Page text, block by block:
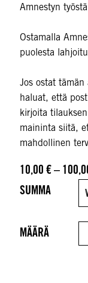
Amnestyn
Ostamalla
puolesta
Jos ostat
haluat, että
kirjoita
maininta siitä,
mahdollinen
10,00 €–
SUMMA
MÄÄRÄ